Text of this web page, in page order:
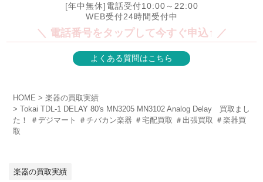
[年中無休]電話受付10:00～22:00
WEB受付24時間受付中
＼ 電話番号をタップして今すぐ申込↑ ／
よくある質問はこちら
HOME
楽器の買取実績
Tokai TDL-1 DELAY 80′s MN3205 MN3102 Analog Delay 買取まし
た！ ＃デジマート ＃チバカン楽器 ＃宅配買取 ＃出張買取 ＃楽器買
取
楽器の買取実績